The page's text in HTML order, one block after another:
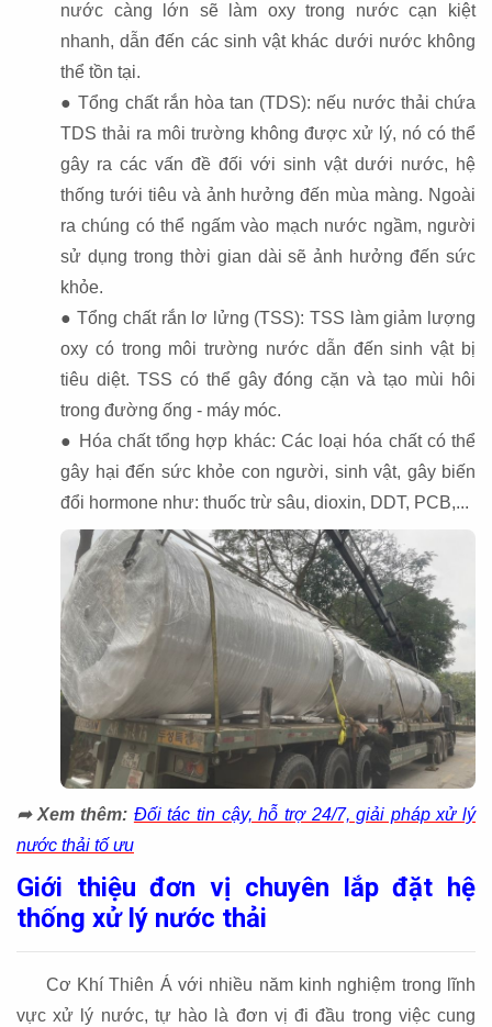
nước càng lớn sẽ làm oxy trong nước cạn kiệt
nhanh, dẫn đến các sinh vật khác dưới nước không
thể tồn tại.
● Tổng chất rắn hòa tan (TDS): nếu nước thải chứa
TDS thải ra môi trường không được xử lý, nó có thể
gây ra các vấn đề đối với sinh vật dưới nước, hệ
thống tưới tiêu và ảnh hưởng đến mùa màng. Ngoài
ra chúng có thể ngấm vào mạch nước ngầm, người
sử dụng trong thời gian dài sẽ ảnh hưởng đến sức
khỏe.
● Tổng chất rắn lơ lửng (TSS): TSS làm giảm lượng
oxy có trong môi trường nước dẫn đến sinh vật bị
tiêu diệt. TSS có thể gây đóng cặn và tạo mùi hôi
trong đường ống - máy móc.
● Hóa chất tổng hợp khác: Các loại hóa chất có thể
gây hại đến sức khỏe con người, sinh vật, gây biến
đổi hormone như: thuốc trừ sâu, dioxin, DDT, PCB,...
➦ Xem thêm: Đối tác tin cậy, hỗ trợ 24/7, giải pháp xử lý
nước thải tố ưu
Giới thiệu đơn vị chuyên lắp đặt hệ
thống xử lý nước thải
Cơ Khí Thiên Á với nhiều năm kinh nghiệm trong lĩnh
vực xử lý nước, tự hào là đơn vị đi đầu trong việc cung